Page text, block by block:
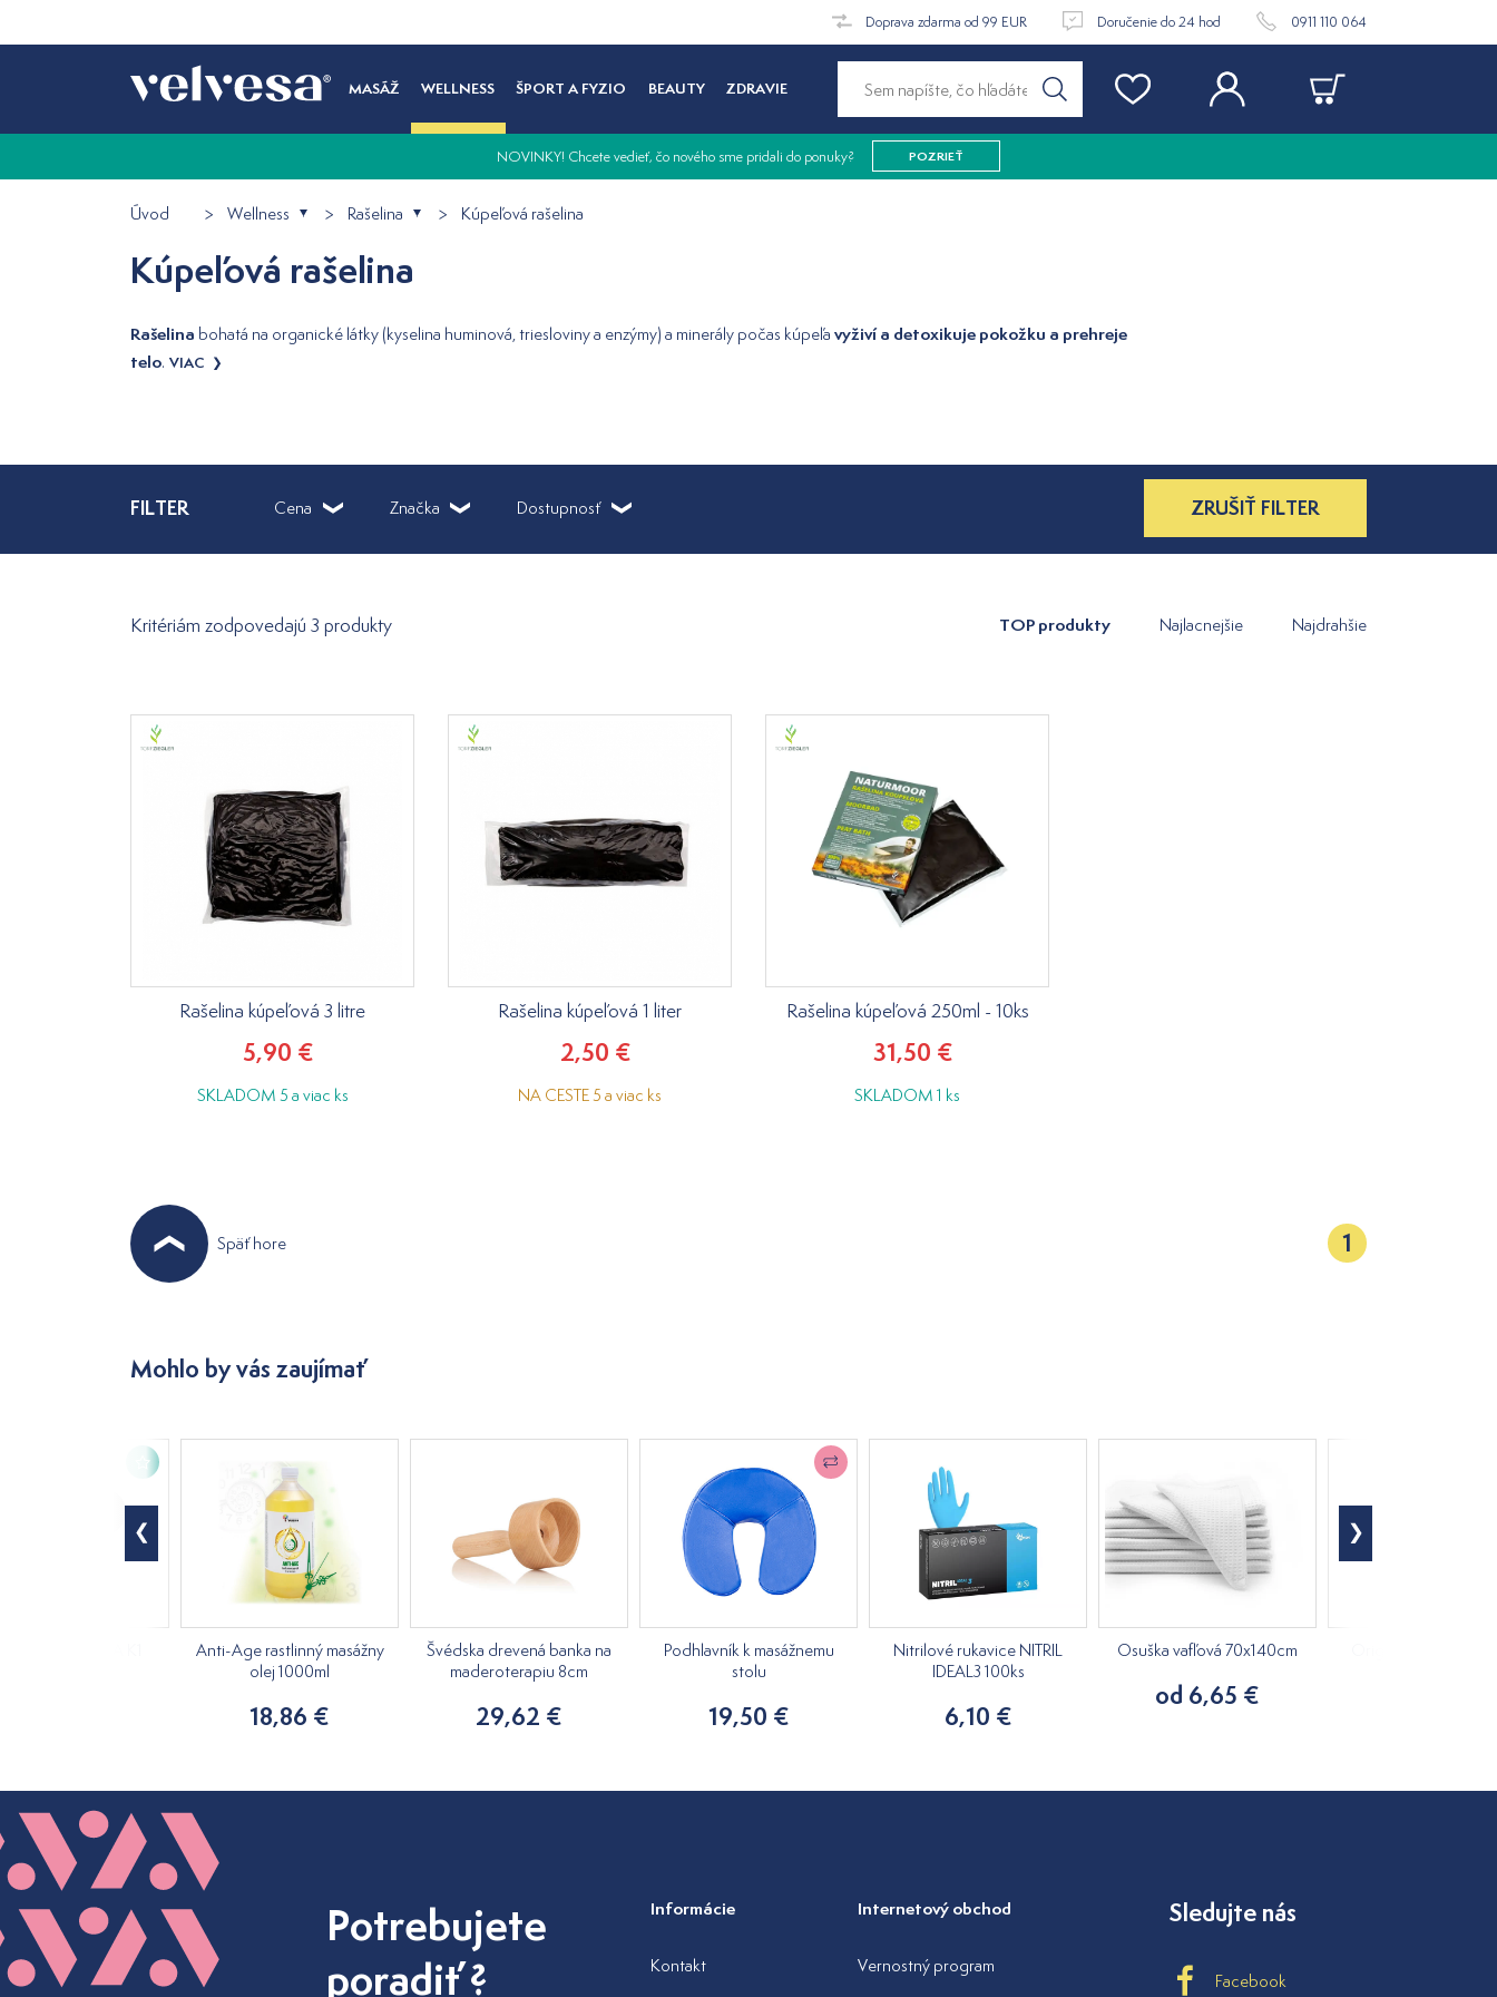
Doprava zdarma od 99 EUR Doručenie do 24 hod 0911 110 064
MASÁŽ WELLNESS ŠPORT A FYZIO BEAUTY ZDRAVIE
NOVINKY! Chcete vedieť, čo nového sme pridali do ponuky? POZRIEŤ
Úvod Wellness Rašelina Kúpeľová rašelina
Kúpeľová rašelina
Rašelina bohatá na organické látky (kyselina huminová, triesloviny a enzýmy) a minerály počas kúpeľa vyživí a detoxikuje pokožku a prehreje
telo. VIAC
FILTER Cena Značka Dostupnosť ZRUŠIŤ FILTER
Kritériám zodpovedajú 3 produkty TOP produkty Najlacnejšie Najdrahšie
Rašelina kúpeľová 3 litre
5,90 €
SKLADOM 5 a viac ks
Rašelina kúpeľová 1 liter
2,50 €
NA CESTE 5 a viac ks
Rašelina kúpeľová 250ml - 10ks
31,50 €
SKLADOM 1 ks
Späť hore 1
Mohlo by vás zaujímať
Anti-Age rastlinný masážny
olej 1000ml
18,86 €
Švédska drevená banka na
maderoterapiu 8cm
29,62 €
Podhlavník k masážnemu
stolu
19,50 €
Nitrilové rukavice NITRIL
IDEAL3 100ks
6,10 €
Osuška vafľová 70x140cm
od 6,65 €
Potrebujete
poradiť ?
Informácie
Kontakt
Internetový obchod
Vernostný program
Sledujte nás
Facebook